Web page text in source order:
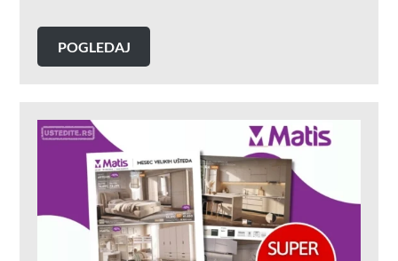
POGLEDAJ